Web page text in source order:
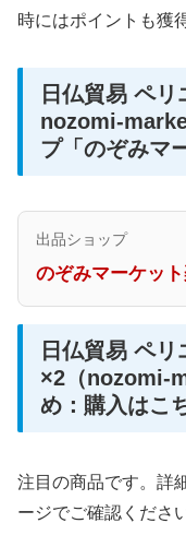
時にはポイントも獲
日仏貿易 ペ
nozomi-
プ「のぞみマ
出品ショップ
のぞみマーケッ
日仏貿易 ペ
×2（nozomi-
め：購入はこ
注目の商品です。詳
ージでご確認くださ